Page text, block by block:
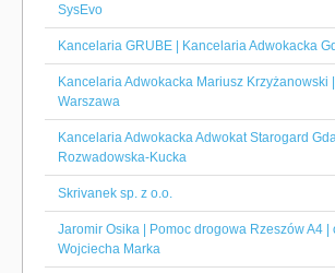
SysEvo
Kancelaria GRUBE | Kancelaria Adwokacka
Kancelaria Adwokacka Mariusz Krzyżanowski
Warszawa
Kancelaria Adwokacka Adwokat Starogard
Rozwadowska-Kucka
Skrivanek sp. z o.o.
Jaromir Osika | Pomoc drogowa Rzeszów A4 |
Wojciecha Marka